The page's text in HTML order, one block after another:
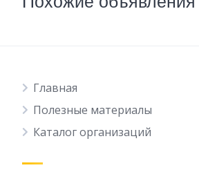
Главная
Полезные материалы
Каталог организаций